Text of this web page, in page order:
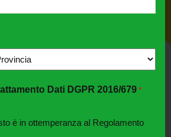
Consenso Cookie
e/o accedere alle informazioni del
di navigazione o ID unici
Nome
Dati DGPR 2016/679 *
è in ottemperanza al Regolamento